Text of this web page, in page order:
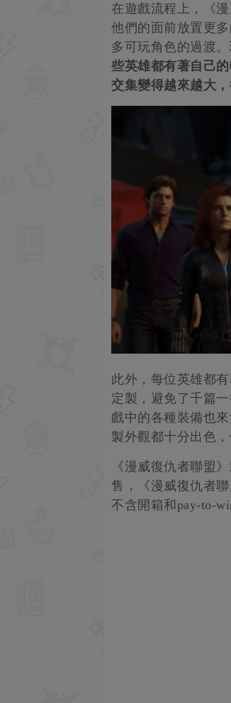
在遊戲流程上，《
他們的面前放置更
多可玩角色的過渡。
些英雄都有著自己
交集變得越來越大
此外，每位英雄都
定製，避免了千篇
戲中的各種裝備也
製外觀都十分出色
《漫威復仇者聯盟
售，《漫威復仇者
不含開箱和pay-to-